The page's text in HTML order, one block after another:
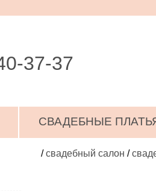
37-37
СВАДЕБНЫЕ
/свадебный салон /